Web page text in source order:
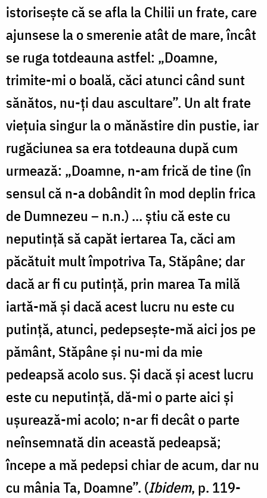
istorisește că se afla la Chilii un frate, care
ajunsese la o smerenie atât de mare, încât
se ruga totdeauna astfel: „Doamne,
trimite-mi o boală, căci atunci când sunt
sănătos, nu-ți dau ascultare”. Un alt frate
viețuia singur la o mănăstire din pustie, iar
rugăciunea sa era totdeauna după cum
urmează: „Doamne, n-am frică de tine (în
sensul că n-a dobândit în mod deplin frica
de Dumnezeu – n.n.) ... știu că este cu
neputință să capăt iertarea Ta, căci am
păcătuit mult împotriva Ta, Stăpâne; dar
dacă ar fi cu putință, prin marea Ta milă
iartă-mă și dacă acest lucru nu este cu
putință, atunci, pedepsește-mă aici jos pe
pământ, Stăpâne și nu-mi da mie
pedeapsă acolo sus. Și dacă și acest lucru
este cu neputință, dă-mi o parte aici și
ușurează-mi acolo; n-ar fi decât o parte
neînsemnată din această pedeapsă;
începe a mă pedepsi chiar de acum, dar nu
cu mânia Ta, Doamne”. (Ibidem, p. 119-